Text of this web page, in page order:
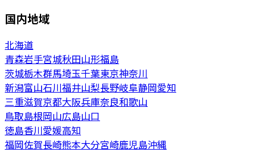
国内地域
北海道
青森岩手宮城秋田山形福島
茨城栃木群馬埼玉千葉東京神奈川
新潟富山石川福井山梨長野岐阜静岡愛知
三重滋賀京都大阪兵庫奈良和歌山
鳥取島根岡山広島山口
徳島香川愛媛高知
福岡佐賀長崎熊本大分宮崎鹿児島沖縄